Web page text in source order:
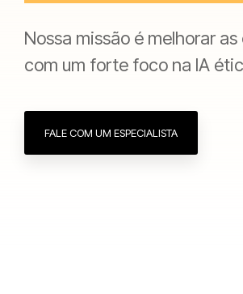
Nossa missão é melhorar
com um forte foco na IA
FALE COM UM ESPECIALISTA